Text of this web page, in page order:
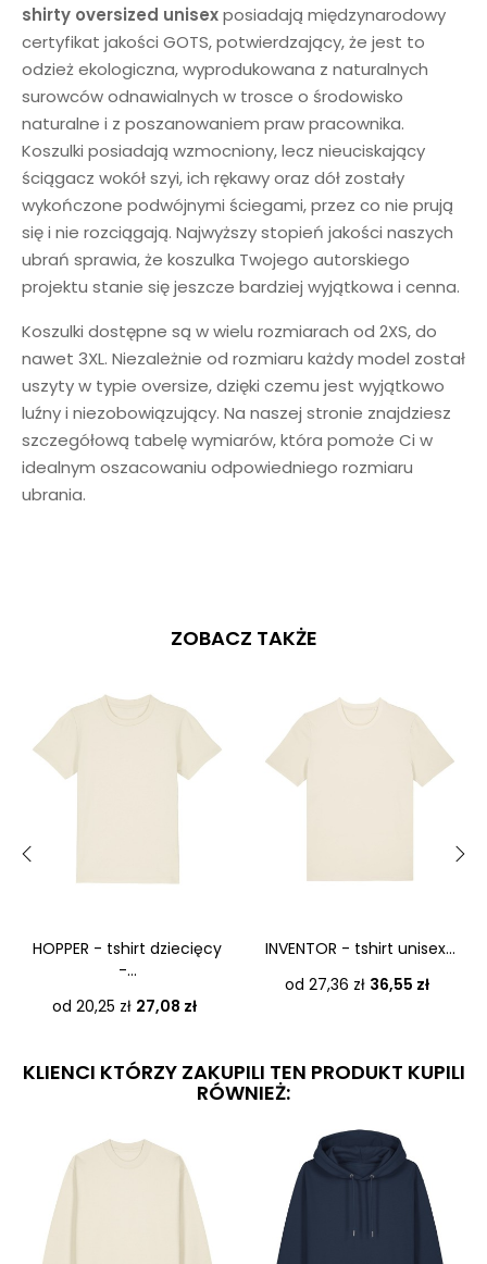
shirty oversized unisexposiadają międzynarodowy
certyfikat jakości GOTS, potwierdzający, że jest to
odzież ekologiczna, wyprodukowana z naturalnych
surowców odnawialnych w trosce o środowisko
naturalne i z poszanowaniem praw pracownika.
Koszulki posiadają wzmocniony, lecz nieuciskający
ściągacz wokół szyi, ich rękawy oraz dół zostały
wykończone podwójnymi ściegami, przez co nie prują
się i nie rozciągają. Najwyższy stopień jakości naszych
ubrań sprawia, że koszulka Twojego autorskiego
projektu stanie się jeszcze bardziej wyjątkowa i cenna.
Koszulki dostępne są w wielu rozmiarach od 2XS, do
nawet 3XL. Niezależnie od rozmiaru każdy model został
uszyty w typie oversize, dzięki czemu jest wyjątkowo
luźny i niezobowiązujący. Na naszej stronie znajdziesz
szczegółową tabelę wymiarów, która pomoże Ci w
idealnym oszacowaniu odpowiedniego rozmiaru
ubrania.
ZOBACZ TAKŻE
HOPPER - tshirt dziecięcy
-...
od 20,25 zł Cena
27,08 zł
INVENTOR - tshirt unisex...
od 27,36 zł Cena
36,55 zł
KLIENCI KTÓRZY ZAKUPILI TEN PRODUKT KUPILI
RÓWNIEŻ: